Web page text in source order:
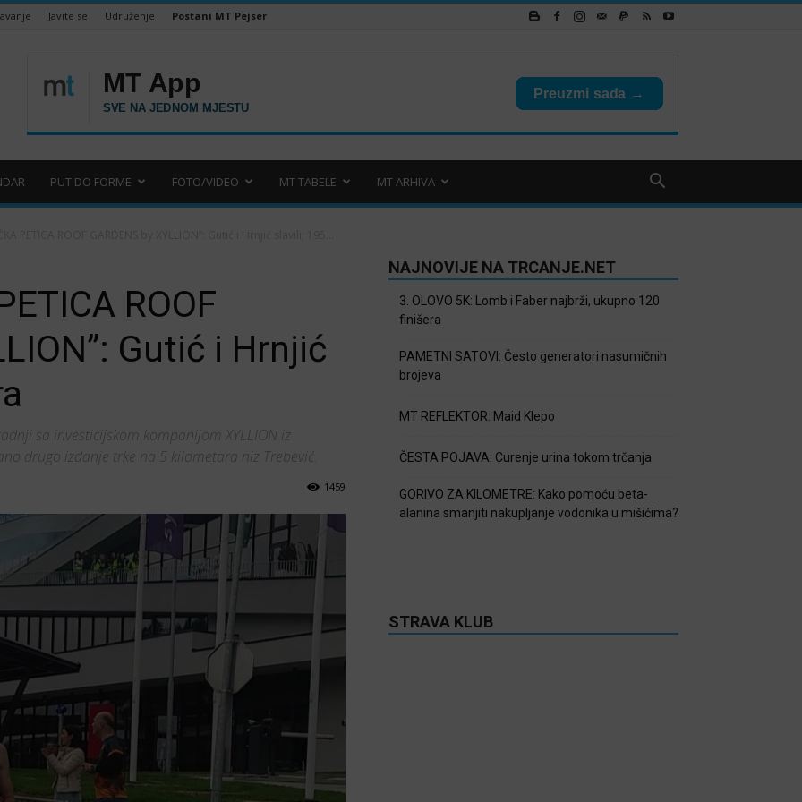
Javite se Udruženje Postani MT Pejser
PUT DO FORME FOTO/VIDEO MT TABELE MT ARHIVA
ROOF
Gutić i Hrnjić
sa investicijskom kompanijom XYLLION iz
drugo izdanje trke na 5 kilometara niz Trebević.
1459
NAJNOVIJE NA TRCANJE.NET
3. OLOVO 5K: Lomb i Faber najbrži, ukupno 120
finišera
PAMETNI SATOVI: Često generatori nasumičnih
brojeva
MT REFLEKTOR: Maid Klepo
ČESTA POJAVA: Curenje urina tokom trčanja
GORIVO ZA KILOMETRE: Kako pomoću beta-
alanina smanjiti nakupljanje vodonika u mišićima?
STRAVA KLUB